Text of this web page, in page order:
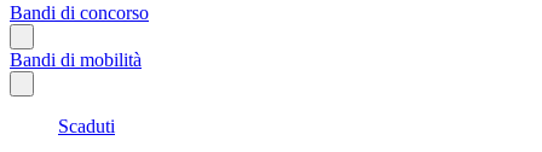
Bandi di concorso
Bandi di mobilità
Scaduti